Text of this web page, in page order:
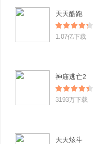
天天酷跑
1.07亿下载
神庙逃亡2
3193万下载
天天炫斗